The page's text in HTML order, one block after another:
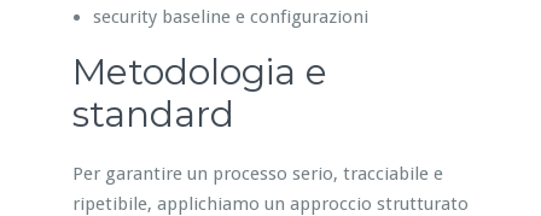
security baseline e configurazioni
Metodologia e
standard
Per garantire un processo serio, tracciabile e
ripetibile, applichiamo un approccio strutturato